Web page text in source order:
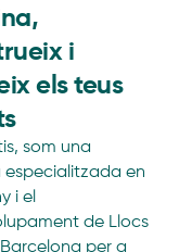
i
els teus
som una
especialitzada en
i el
de Llocs
per a